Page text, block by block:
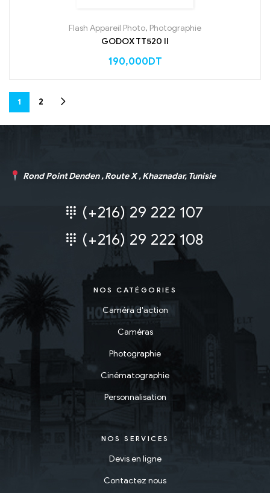
Flash Appareil Photo, Photographie
GODOX TT520 II
190,000DT
1 2
Rond Point Denden , Route X , Khaznadar, Tunisie
(+216) 29 222 107
(+216) 29 222 108
NOS CATÉGORIES
Caméra d'action
Caméras
Photographie
Cinématographie
Personnalisation
NOS SERVICES
Devis en ligne
Contactez nous